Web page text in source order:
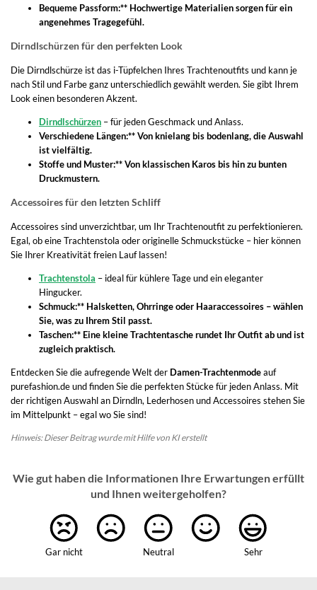
Bequeme Passform:** Hochwertige Materialien sorgen für ein
angenehmes Tragegefühl.
Dirndlschürzen für den perfekten Look
Die Dirndlschürze ist das i-Tüpfelchen Ihres Trachtenoutfits und kann je
nach Stil und Farbe ganz unterschiedlich gewählt werden. Sie gibt Ihrem
Look einen besonderen Akzent.
Dirndlschürzen – für jeden Geschmack und Anlass.
Verschiedene Längen:** Von knielang bis bodenlang, die Auswahl
ist vielfältig.
Stoffe und Muster:** Von klassischen Karos bis hin zu bunten
Druckmustern.
Accessoires für den letzten Schliff
Accessoires sind unverzichtbar, um Ihr Trachtenoutfit zu perfektionieren.
Egal, ob eine Trachtenstola oder originelle Schmuckstücke – hier können
Sie Ihrer Kreativität freien Lauf lassen!
Trachtenstola – ideal für kühlere Tage und ein eleganter
Hingucker.
Schmuck:** Halsketten, Ohrringe oder Haaraccessoires – wählen
Sie, was zu Ihrem Stil passt.
Taschen:** Eine kleine Trachtentasche rundet Ihr Outfit ab und ist
zugleich praktisch.
Entdecken Sie die aufregende Welt der Damen-Trachtenmodeauf
purefashion.de und finden Sie die perfekten Stücke für jeden Anlass. Mit
der richtigen Auswahl an Dirndln, Lederhosen und Accessoires stehen Sie
im Mittelpunkt – egal wo Sie sind!
Hinweis: Dieser Beitrag wurde mit Hilfe von KI erstellt
Wie gut haben die Informationen Ihre Erwartungen erfüllt
und Ihnen weitergeholfen?
Gar nicht Neutral Sehr